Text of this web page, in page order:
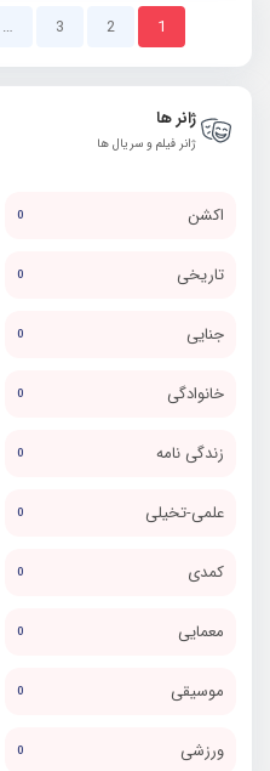
1
2
3
…
ژانر ها
ژانر فیلم و سریال ها
اکشن 0
تاریخی 0
جنایی 0
خانوادگی 0
زندگی نامه 0
علمی-تخیلی 0
کمدی 0
معمایی 0
موسیقی 0
ورزشی 0